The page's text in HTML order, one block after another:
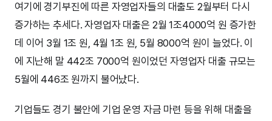
여기에 경기부진에 따른 자영업자들의 대출도 2월부터 다시
증가하는 추세다. 자영업자 대출은 2월 1조4000억 원 증가한
데 이어 3월 1조 원, 4월 1조 원, 5월 8000억 원이 늘었다. 이
에 지난해 말 442조 7000억 원이었던 자영업자 대출 규모는
5월에 446조 원까지 불어났다.
기업들도 경기 불안에 기업 운영 자금 마련 등을 위해 대출을